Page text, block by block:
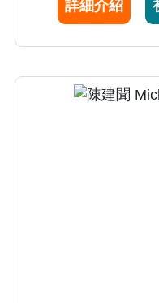
術、各式手、腕、
詳細介紹